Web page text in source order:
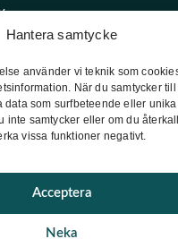
Hantera samtycke
använder vi teknik som
När du samtycker
data som surfbeteende eller
inte samtycker eller om du
vissa funktioner negativt.
Acceptera
Neka
Glömt